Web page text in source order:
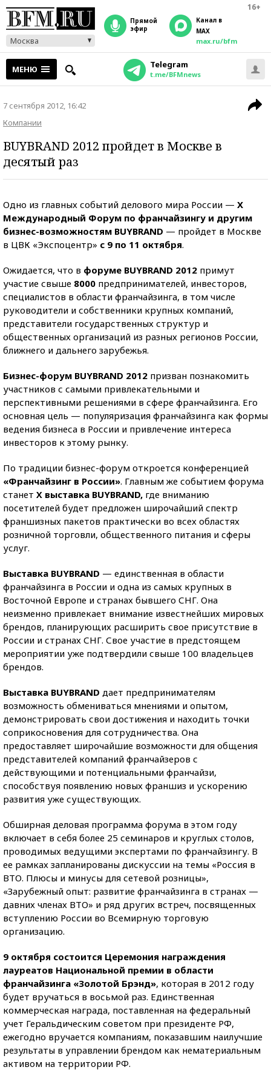
16+
Москва
прямой
эфир
Канал в
MAX
max.ru/bfm
МЕНЮ Telegram
t.me/BFMnews
7 сентября 2012, 16:42
Компании
BUYBRAND 2012 пройдет в Москве в
десятый раз
Одно из главных событий делового мира России — X
Международный Форум по франчайзингу и другим
бизнес-возможностям BUYBRAND — пройдет в Москве
в ЦВК «Экспоцентр» с 9 по 11 октября.
Ожидается, что в форуме BUYBRAND 2012 примут
участие свыше 8000 предпринимателей, инвесторов,
специалистов в области франчайзинга, в том числе
руководители и собственники крупных компаний,
представители государственных структур и
общественных организаций из разных регионов России,
ближнего и дальнего зарубежья.
Бизнес-форум BUYBRAND 2012 призван познакомить
участников с самыми привлекательными и
перспективными решениями в сфере франчайзинга. Его
основная цель — популяризация франчайзинга как формы
ведения бизнеса в России и привлечение интереса
инвесторов к этому рынку.
По традиции бизнес-форум откроется конференцией
«Франчайзинг в России». Главным же событием форума
станет Х выставка BUYBRAND, где вниманию
посетителей будет предложен широчайший спектр
франшизных пакетов практически во всех областях
розничной торговли, общественного питания и сферы
услуг.
Выставка BUYBRAND — единственная в области
франчайзинга в России и одна из самых крупных в
Восточной Европе и странах бывшего СНГ. Она
неизменно привлекает внимание известнейших мировых
брендов, планирующих расширить свое присутствие в
России и странах СНГ. Свое участие в предстоящем
мероприятии уже подтвердили свыше 100 владельцев
брендов.
Выставка BUYBRAND дает предпринимателям
возможность обмениваться мнениями и опытом,
демонстрировать свои достижения и находить точки
соприкосновения для сотрудничества. Она
предоставляет широчайшие возможности для общения
представителей компаний франчайзеров с
действующими и потенциальными франчайзи,
способствуя появлению новых франшиз и ускорению
развития уже существующих.
Обширная деловая программа форума в этом году
включает в себя более 25 семинаров и круглых столов,
проводимых ведущими экспертами по франчайзингу. В
ее рамках запланированы дискуссии на темы «Россия в
ВТО. Плюсы и минусы для сетевой розницы»,
«Зарубежный опыт: развитие франчайзинга в странах —
давних членах ВТО» и ряд других встреч, посвященных
вступлению России во Всемирную торговую
организацию.
9 октября состоится Церемония награждения
лауреатов Национальной премии в области
франчайзинга «Золотой Брэнд», которая в 2012 году
будет вручаться в восьмой раз. Единственная
коммерческая награда, поставленная на федеральный
учет Геральдическим советом при президенте РФ,
ежегодно вручается компаниям, показавшим наилучшие
результаты в управлении брендом как нематериальным
активом на территории РФ.